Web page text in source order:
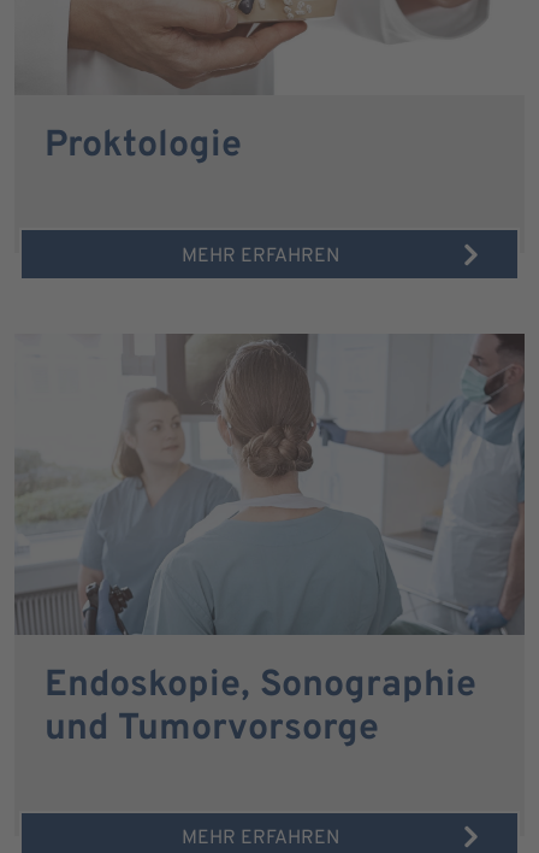
Proktologie
MEHR ERFAHREN
Endoskopie, Sonographie
und Tumorvorsorge
MEHR ERFAHREN